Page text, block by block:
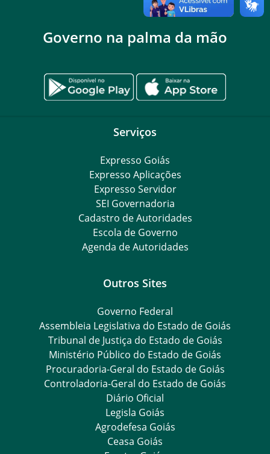
Governo na palma da mão
Serviços
Expresso Goiás
Expresso Aplicações
Expresso Servidor
SEI Governadoria
Cadastro de Autoridades
Escola de Governo
Agenda de Autoridades
Outros Sites
Governo Federal
Assembleia Legislativa do Estado de Goiás
Tribunal de Justiça do Estado de Goiás
Ministério Público do Estado de Goiás
Procuradoria-Geral do Estado de Goiás
Controladoria-Geral do Estado de Goiás
Diário Oficial
Legisla Goiás
Agrodefesa Goiás
Ceasa Goiás